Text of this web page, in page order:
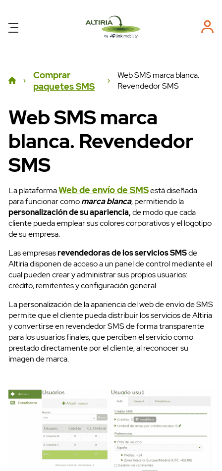
SMS Masivos
Comprar
paquetes SMS
Web SMS marca blanca.
Revendedor SMS
Web SMS marca
blanca. Revendedor
SMS
La plataformaWeb de envío de SMSestá diseñada
para funcionar comomarca blanca, permitiendo la
personalización de su apariencia,de modo que cada
cliente pueda emplear sus colores corporativos y el logotipo
de su empresa.
Las empresasrevendedoras de los servicios SMSde
Altiria disponen de acceso a un panel de control mediante el
cual pueden crear y administrar sus propios usuarios:
crédito, remitentes y configuración general.
La personalización de la apariencia del web de envío de SMS
permite que el cliente pueda distribuir los servicios de Altiria
y convertirse en revendedor SMS de forma transparente
para los usuarios finales, que perciben el servicio como
prestado directamente por el cliente, al reconocer su
imagen de marca.